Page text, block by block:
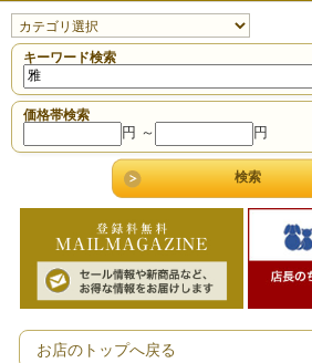
キーワード検索
価格帯検索
円 ～ 円
お店のトップへ戻る